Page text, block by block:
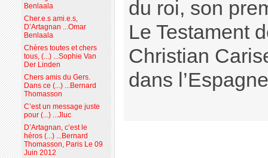
du roi, son
Le Testament
Christian
dans
Benlaala
Cher.e.s ami.e.s,
D’Artagnan ...Omar
Benlaala
Chères toutes et chers
tous, (...) ...Sophie Van
Der Linden
Chers amis du Gers.
Dans ce (...) ...Bernard
Thomasson
C’est un message juste
pour (...) ...Jluc
D’Artagnan, c’est le
héros (...) ...Bernard
Thomasson, Paris Le 09
Juin 2012